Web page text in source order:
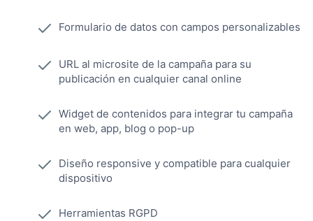
Formulario de datos con campos personalizables
URL al microsite de la campaña para su
publicación en cualquier canal online
Widget de contenidos para integrar tu campaña
en web, app, blog o pop-up
Diseño responsive y compatible para cualquier
dispositivo
Herramientas RGPD